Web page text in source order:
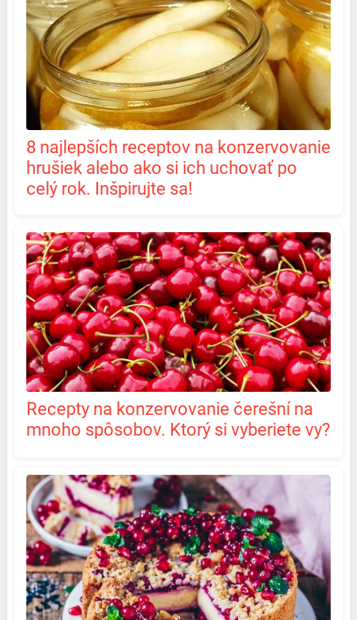
8 najlepších receptov na konzervovanie
hrušiek alebo ako si ich uchovať po
celý rok. Inšpirujte sa!
Recepty na konzervovanie čerešní na
mnoho spôsobov. Ktorý si vyberiete vy?